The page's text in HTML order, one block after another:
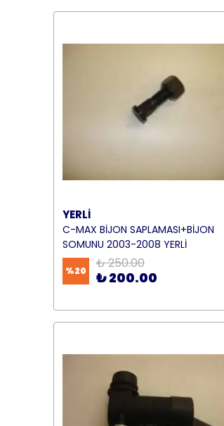
YERLİ
C-MAX BİJON SAPLAMASI+BİJON
SOMUNU 2003-2008 YERLİ
%20 ₺ 250.00
₺ 200.00